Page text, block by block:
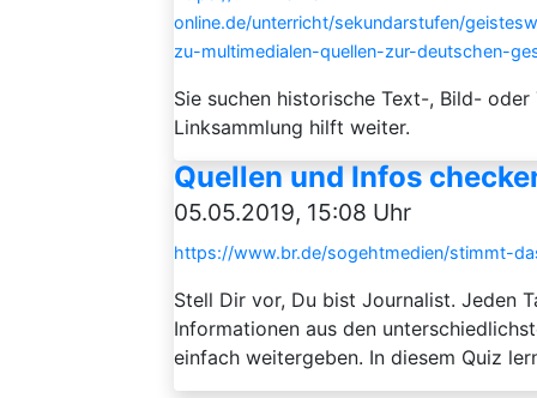
online.de/unterricht/sekundarstufen/
zu-multimedialen-quellen-zur-deutschen-
Sie suchen historische Text-, Bild- oder
Linksammlung hilft weiter.
Quellen und Infos
05.05.2019, 15:08 Uhr
https://www.br.de/sogehtmedien/stimmt-
Stell Dir vor, Du bist Journalist. Jeden
Informationen aus den
einfach weitergeben. In diesem Quiz